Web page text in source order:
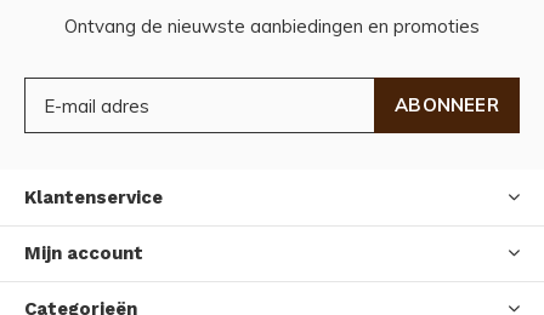
Ontvang de nieuwste aanbiedingen en promoties
ABONNEER
Klantenservice
Mijn account
Categorieën